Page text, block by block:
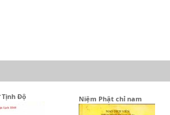
Tịnh Độ Niệm Phật chỉ nam